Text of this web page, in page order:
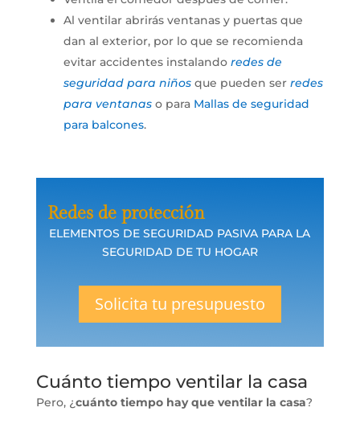
Al ventilar abrirás ventanas y puertas que
dan al exterior, por lo que se recomienda
evitar accidentes instalando redes de
seguridad para niñosque pueden ser redes
para ventanaso para Mallas de seguridad
para balcones.
Redes de protección
ELEMENTOS DE SEGURIDAD PASIVA PARA LA
SEGURIDAD DE TU HOGAR
Solicita tu presupuesto
Cuánto tiempo ventilar la casa
Pero, ¿cuánto tiempo hay que ventilar la casa?